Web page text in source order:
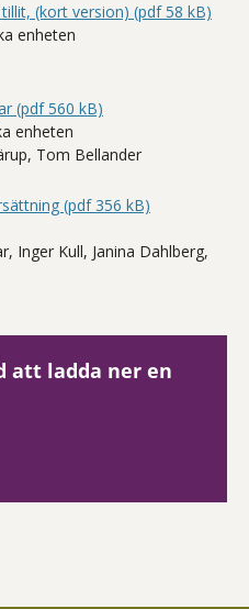
(kort version) (pdf 58 kB)
enheten
(pdf 560 kB)
enheten
Tom Bellander
(pdf 356 kB)
Inger Kull, Janina Dahlberg,
att ladda ner en